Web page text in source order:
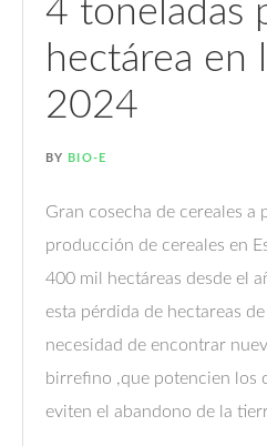
4 toneladas
hectárea en
2024
BY BIO-E
Gran cosecha de cereales a
producción de cereales en
400 mil hectáreas desde el
esta pérdida de hectareas
necesidad de encontrar
birrefino ,que potencien los
eviten el abandono de la